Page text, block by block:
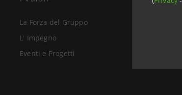
La Forza del Gruppo
L' Impegno
Eventi e Progetti